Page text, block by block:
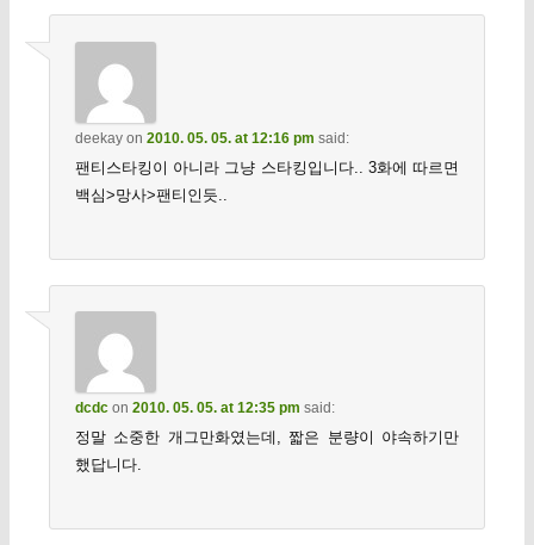
deekayon 2010. 05. 05. at 12:16 pm said:
팬티스타킹이 아니라 그냥 스타킹입니다.. 3화에 따르면
백심>망사>팬티인듯..
dcdcon 2010. 05. 05. at 12:35 pm said:
정말 소중한 개그만화였는데, 짧은 분량이 야속하기만
했답니다.